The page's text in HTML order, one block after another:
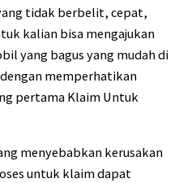
tidak berbelit, cepat,
kalian bisa mengajukan
yang bagus yang mudah di
memperhatikan
pertama Klaim Untuk
menyebabkan kerusakan
untuk klaim dapat